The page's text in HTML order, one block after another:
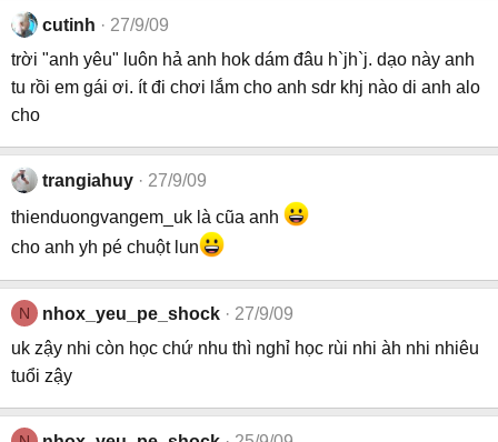
cutinh
27/9/09
trời "anh yêu" luôn hả anh hok dám đâu h`jh`j. dạo này anh
tu rồi em gái ơi. ít đi chơi lắm cho anh sdr khj nào di anh alo
cho
trangiahuy
27/9/09
thienduongvangem_uk là cũa anh
cho anh yh pé chuột lun
N nhox_yeu_pe_shock
27/9/09
uk zậy nhi còn học chứ nhu thì nghỉ học rùi nhi àh nhi nhiêu
tuổi zậy